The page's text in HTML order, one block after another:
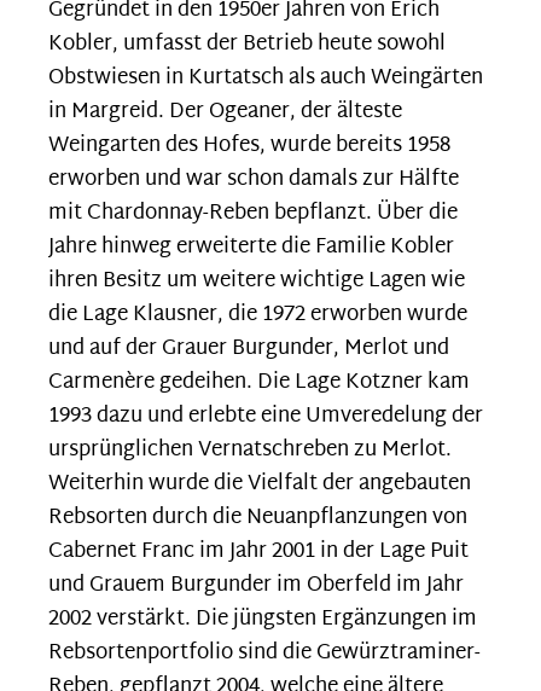
Gegründet in den 1950er Jahren von Erich
Kobler, umfasst der Betrieb heute sowohl
Obstwiesen in Kurtatsch als auch Weingärten
in Margreid. Der Ogeaner, der älteste
Weingarten des Hofes, wurde bereits 1958
erworben und war schon damals zur Hälfte
mit Chardonnay-Reben bepflanzt. Über die
Jahre hinweg erweiterte die Familie Kobler
ihren Besitz um weitere wichtige Lagen wie
die Lage Klausner, die 1972 erworben wurde
und auf der Grauer Burgunder, Merlot und
Carmenère gedeihen. Die Lage Kotzner kam
1993 dazu und erlebte eine Umveredelung der
ursprünglichen Vernatschreben zu Merlot.
Weiterhin wurde die Vielfalt der angebauten
Rebsorten durch die Neuanpflanzungen von
Cabernet Franc im Jahr 2001 in der Lage Puit
und Grauem Burgunder im Oberfeld im Jahr
2002 verstärkt. Die jüngsten Ergänzungen im
Rebsortenportfolio sind die Gewürztraminer-